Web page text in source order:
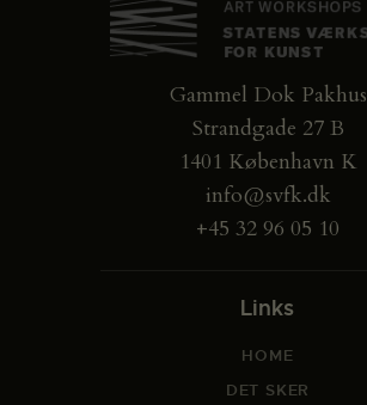
Gammel Dok Pakhus
Strandgade 27 B
1401 København K
info@svfk.dk
+45 32 96 05 10
Links
HOME
DET SKER